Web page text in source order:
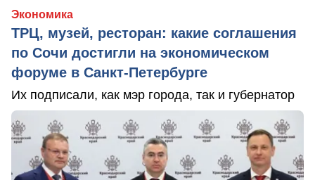
Экономика
ТРЦ, музей, ресторан: какие соглашения
по Сочи достигли на экономическом
форуме в Санкт-Петербурге
Их подписали, как мэр города, так и губернатор